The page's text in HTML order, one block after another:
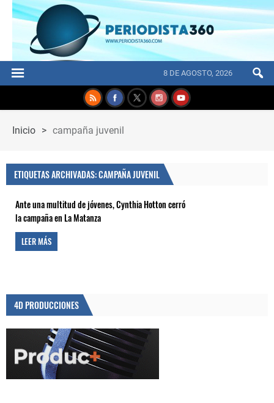
8 DE AGOSTO, 2026
Inicio > campaña juvenil
ETIQUETAS ARCHIVADAS: CAMPAÑA JUVENIL
Ante una multitud de jóvenes, Cynthia Hotton cerró
la campaña en La Matanza
LEER MÁS
4D PRODUCCIONES